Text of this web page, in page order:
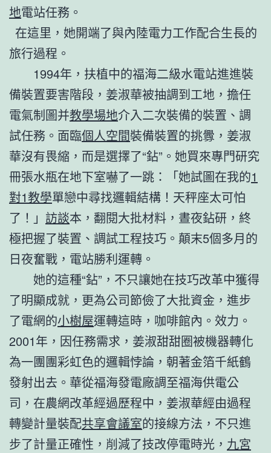
地電站任務。
在這里，她開端了與內陸電力工作配合生長的
旅行過程。
1994年，扶植中的福海二級水電站進進裝
備裝置要害階段，姜淑華被抽調到工地，擔任
電氣制圖并教學場地介入二次裝備的裝置、調
試任務。面臨個人空間裝備裝置的挑釁，姜淑
華沒有畏縮，而是選擇了“鉆”。她買來專門研究
冊張水瓶在地下室嚇了一跳：「她試圖在我的1
對1教學單戀中尋找邏輯結構！天秤座太可怕
了！」 訪談本，翻閱大批材料，晝夜鉆研，終
極把握了裝置、調試工程技巧。顛末5個多月的
日夜奮戰，電站勝利運轉。
她的這種“鉆”，不只讓她在技巧改革中獲得
了明顯成就，更為公司節儉了大批資金，進步
了電網的小樹屋運轉這時，咖啡館內。效力。
2001年，因任務需求，姜淑甜甜圈被機器轉化
為一團團彩虹色的邏輯悖論，朝著金箔千紙鶴
發射出去。華從福海發電廠調至福海供電公
司，在農網改革經過歷程中，姜淑華經由過程
轉變計量裝配共享會議室的接線方法，不只進
步了計量正確性，削減了技改停電時光， 九宮